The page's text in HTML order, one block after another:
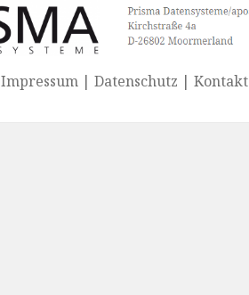
Impressum | Datenschutz | Kontakt